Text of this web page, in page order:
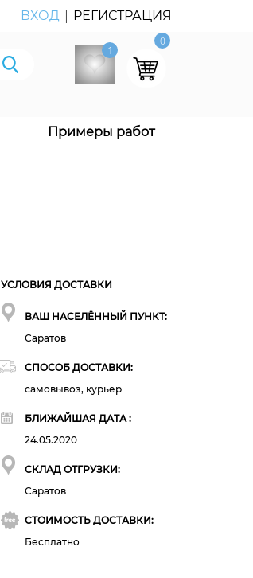
ВХОД | РЕГИСТРАЦИЯ
1
0
Примеры работ
УСЛОВИЯ ДОСТАВКИ
ВАШ НАСЕЛЁННЫЙ ПУНКТ:
Саратов
СПОСОБ ДОСТАВКИ:
самовывоз, курьер
БЛИЖАЙШАЯ ДАТА :
24.05.2020
СКЛАД ОТГРУЗКИ:
Саратов
СТОИМОСТЬ ДОСТАВКИ:
Бесплатно